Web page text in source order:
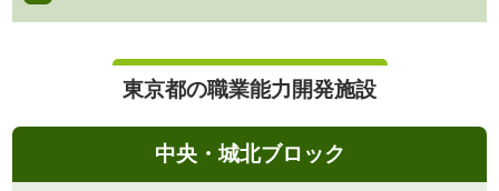
東京都の職業能力開発施設
中央・城北ブロック